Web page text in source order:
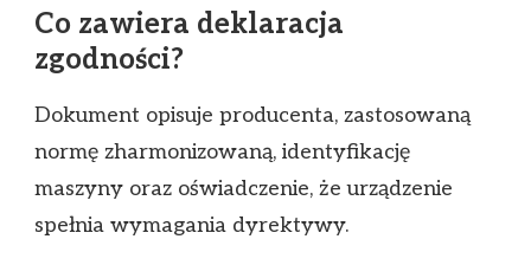
Co zawiera deklaracja
zgodności?
Dokument opisuje producenta, zastosowaną
normę zharmonizowaną, identyfikację
maszyny oraz oświadczenie, że urządzenie
spełnia wymagania dyrektywy.